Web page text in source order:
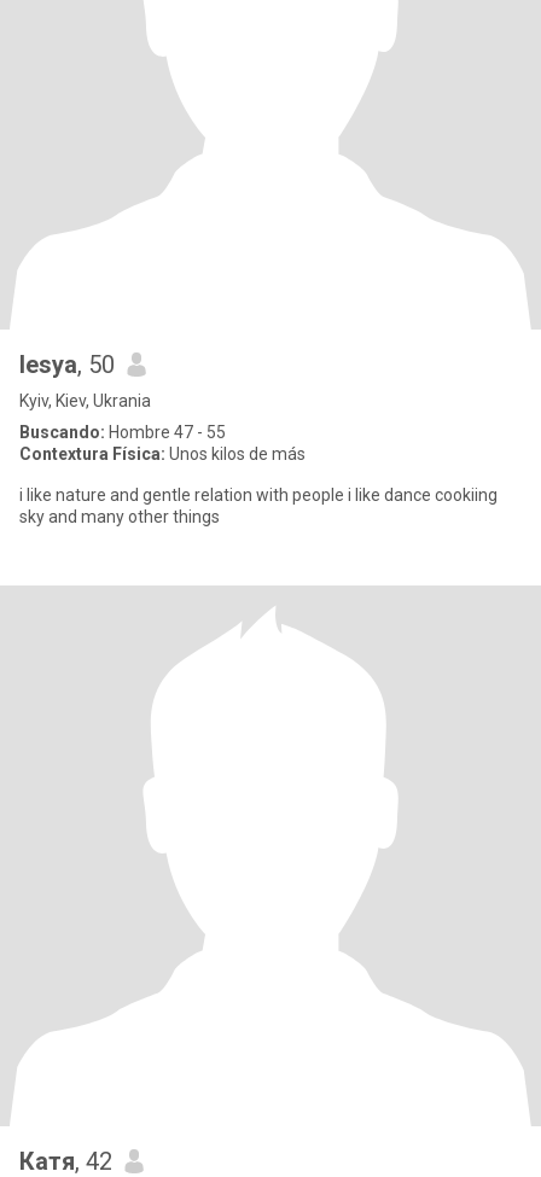
lesya, 50
Kyiv, Kiev, Ukrania
Buscando: Hombre 47 - 55
Contextura Física: Unos kilos de más
i like nature and gentle relation with people i like dance cookiing
sky and many other things
Катя, 42